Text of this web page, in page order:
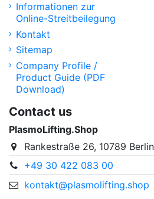
Informationen zur
Online-Streitbeilegung
Kontakt
Sitemap
Company Profile /
Product Guide (PDF
Download)
Contact us
PlasmoLifting.Shop
Rankestraße 26, 10789
+49 30 422 083 00
kontakt@plasmolifting.shop